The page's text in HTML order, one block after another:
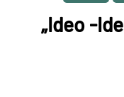
„Ideo -